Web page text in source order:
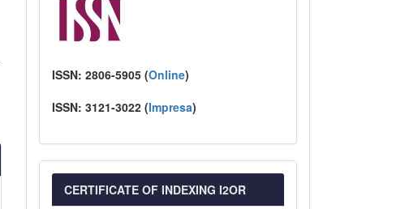
ISSN: 2806-5905 (Online)
ISSN: 3121-3022 (Impresa)
CERTIFICATE OF INDEXING I2OR